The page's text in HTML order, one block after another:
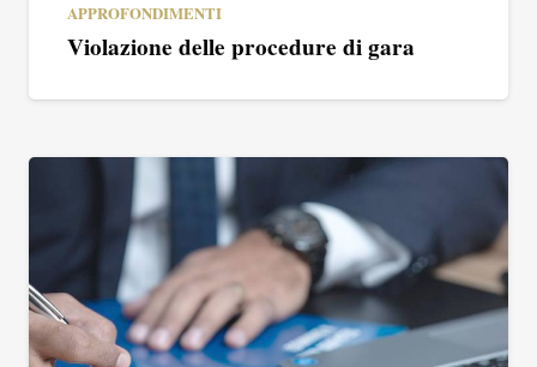
APPROFONDIMENTI
Violazione delle procedure di gara